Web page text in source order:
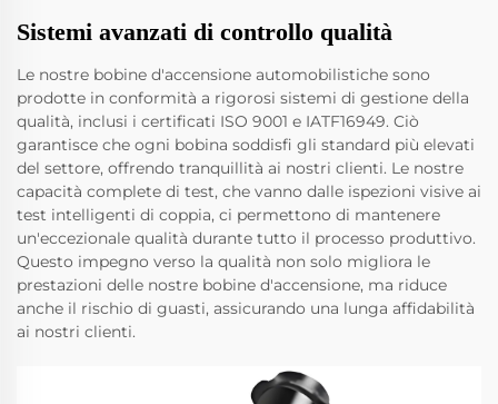
Sistemi avanzati di controllo qualità
Le nostre bobine d'accensione automobilistiche sono
prodotte in conformità a rigorosi sistemi di gestione della
qualità, inclusi i certificati ISO 9001 e IATF16949. Ciò
garantisce che ogni bobina soddisfi gli standard più elevati
del settore, offrendo tranquillità ai nostri clienti. Le nostre
capacità complete di test, che vanno dalle ispezioni visive ai
test intelligenti di coppia, ci permettono di mantenere
un'eccezionale qualità durante tutto il processo produttivo.
Questo impegno verso la qualità non solo migliora le
prestazioni delle nostre bobine d'accensione, ma riduce
anche il rischio di guasti, assicurando una lunga affidabilità
ai nostri clienti.